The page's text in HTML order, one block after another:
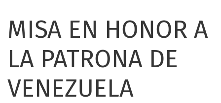
MISA EN HONOR A
LA PATRONA DE
VENEZUELA